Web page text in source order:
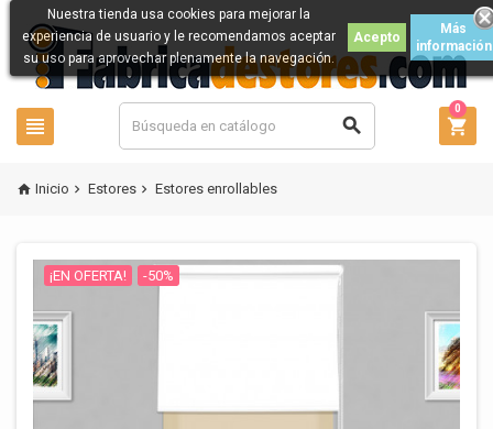
  
0
Nuestra tienda usa cookies para mejorar la
experiencia de usuario y le recomendamos aceptar
su uso para aprovechar plenamente la navegación.
Acepto
Más
información
 Inicio  Estores  Estores enrollables
¡EN OFERTA! -50%